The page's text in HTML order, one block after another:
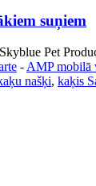
suņiem
Pet
- AMP mobilā
našķi, kaķis